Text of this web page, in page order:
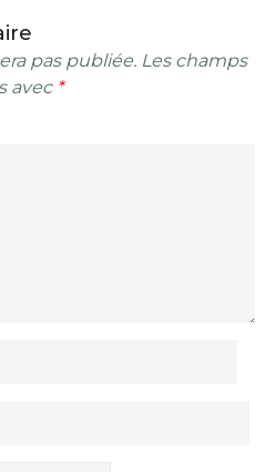
pas publiée. Les champs
avec *